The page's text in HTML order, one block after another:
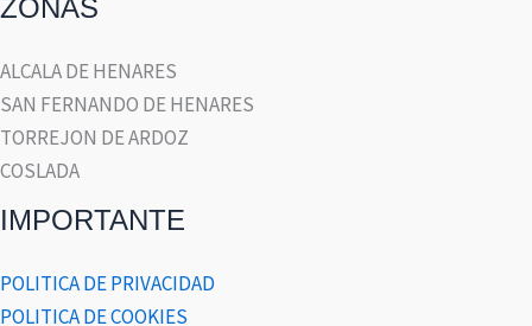
ZONAS
ALCALA DE HENARES
SAN FERNANDO DE HENARES
TORREJON DE ARDOZ
COSLADA
IMPORTANTE
POLITICA DE PRIVACIDAD
POLITICA DE COOKIES